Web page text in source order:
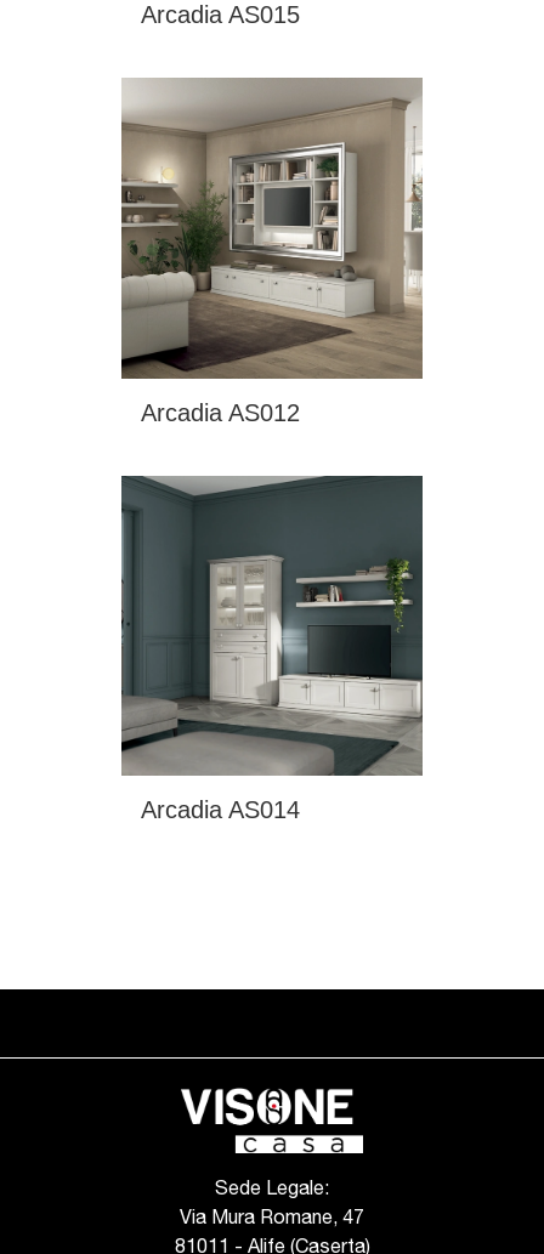
Arcadia AS015
Arcadia AS012
Arcadia AS014
Sede Legale:
Via Mura Romane, 47
81011 - Alife (Caserta)